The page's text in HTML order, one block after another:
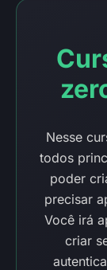
Nesse
todos
poder
precisar
Você irá
criar